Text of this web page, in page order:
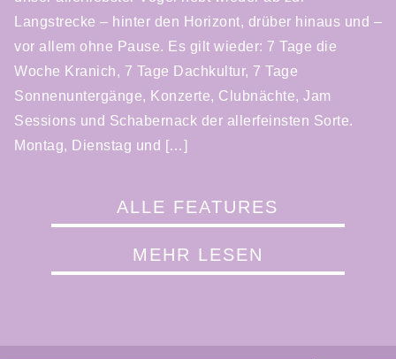
Langstrecke – hinter den Horizont, drüber hinaus und –
vor allem ohne Pause. Es gilt wieder: 7 Tage die
Woche Kranich, 7 Tage Dachkultur, 7 Tage
Sonnenuntergänge, Konzerte, Clubnächte, Jam
Sessions und Schabernack der allerfeinsten Sorte.
Montag, Dienstag und […]
ALLE FEATURES
MEHR LESEN